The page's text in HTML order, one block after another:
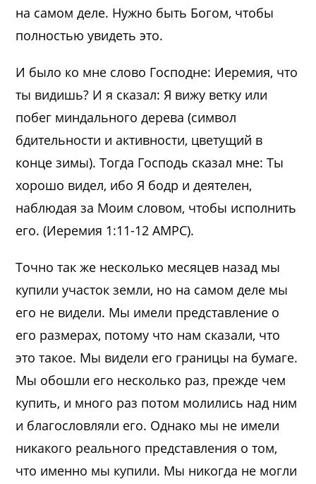
на самом деле. Нужно быть Богом, чтобы
полностью увидеть это.
И было ко мне слово Господне: Иеремия, что
ты видишь? И я сказал: Я вижу ветку или
побег миндального дерева (символ
бдительности и активности, цветущий в
конце зимы). Тогда Господь сказал мне: Ты
хорошо видел, ибо Я бодр и деятелен,
наблюдая за Моим словом, чтобы исполнить
его. (Иеремия 1:11-12 AMPC).
Точно так же несколько месяцев назад мы
купили участок земли, но на самом деле мы
его не видели. Мы имели представление о
его размерах, потому что нам сказали, что
это такое. Мы видели его границы на бумаге.
Мы обошли его несколько раз, прежде чем
купить, и много раз потом молились над ним
и благословляли его. Однако мы не имели
никакого реального представления о том,
что именно мы купили. Мы никогда не могли